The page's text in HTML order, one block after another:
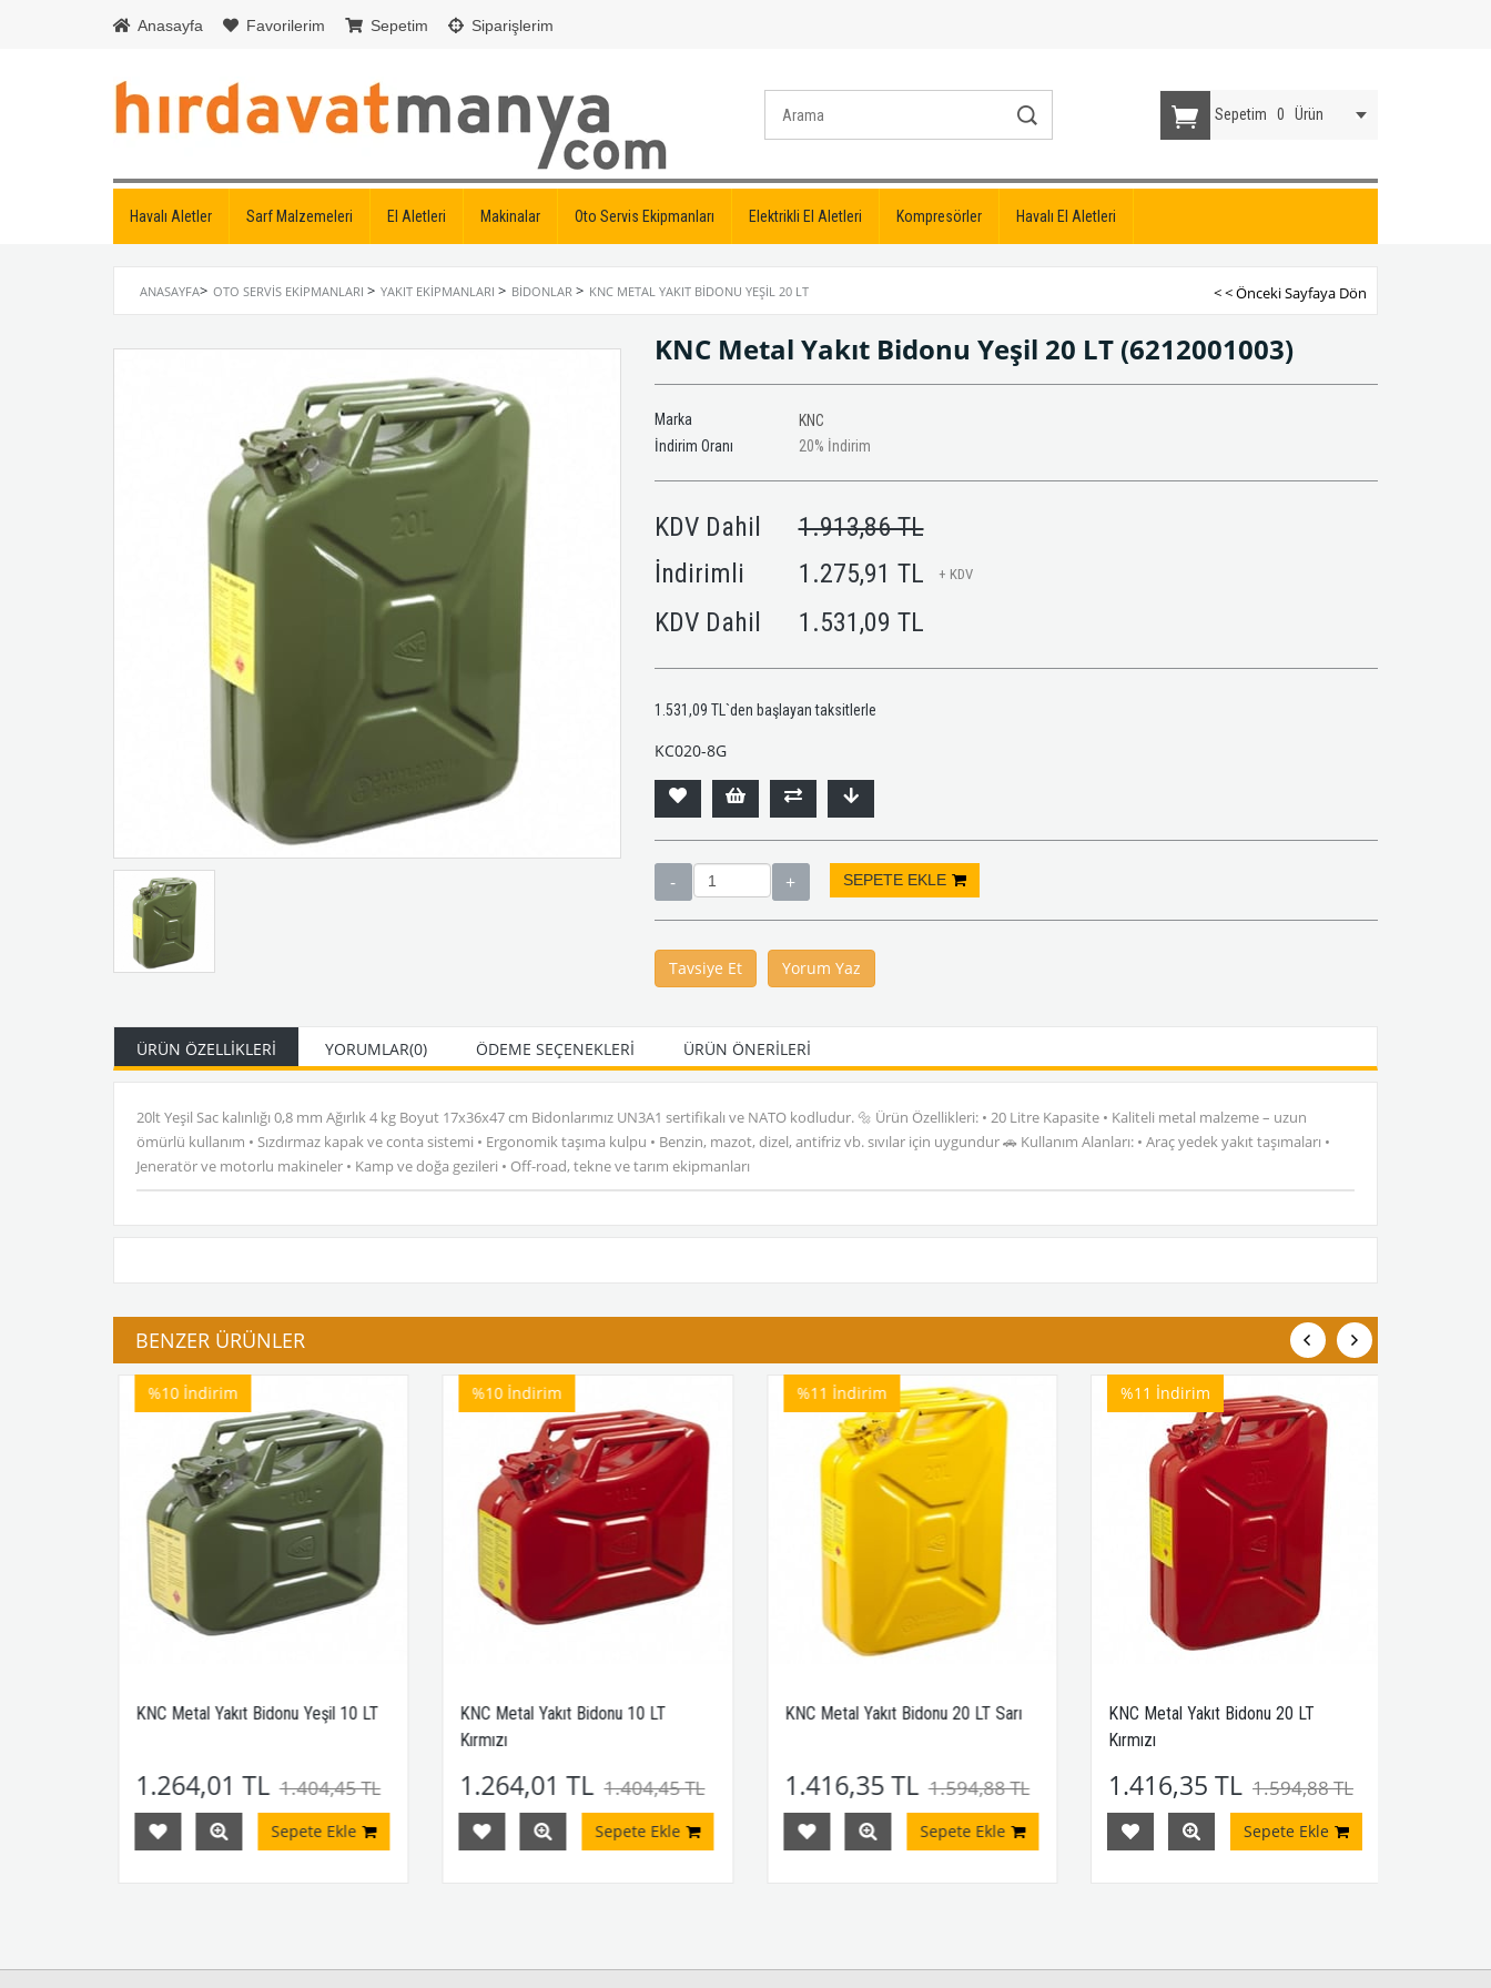
Anasayfa Favorilerim Sepetim Siparişlerim
Sepetim 0 Ürün
Havalı Aletler Sarf Malzemeleri El Aletleri Makinalar Oto Servis Ekipmanları Elektrikli El Aletleri Kompresörler Havalı El Aletleri
ANASAYFA> OTO SERVIS EKIPMANLARI > YAKIT EKIPMANLARI > BIDONLAR > KNC METAL YAKIT BIDONU YEŞIL 20 LT < < Önceki Sayfaya Dön
KNC Metal Yakıt Bidonu Yeşil 20 LT (6212001003)
Marka
KNC
İndirim Oranı
%
20 İndirim
KDV Dahil
1.913,86 TL
İndirimli
1.275,91 TL + KDV
KDV Dahil 1.531,09 TL
1.531,09 TL `den başlayan taksitlerle
KC020-8G
Tavsiye Et Yorum Yaz
ÜRÜN ÖZELLIKLERI YORUMLAR(0) ÖDEME SEÇENEKLERI ÜRÜN ÖNERILERI
20lt Yeşil Sac kalınlığı 0,8 mm Ağırlık 4 kg Boyut 17x36x47 cm Bidonlarımız UN3A1 sertifikalı ve NATO kodludur. 🔩 Ürün Özellikleri: • 20 Litre Kapasite • Kaliteli metal malzeme – uzun
ömürlü kullanım • Sızdırmaz kapak ve conta sistemi • Ergonomik taşıma kulpu • Benzin, mazot, dizel, antifriz vb. sıvılar için uygundur 🚗 Kullanım Alanları: • Araç yedek yakıt taşımaları •
Jeneratör ve motorlu makineler • Kamp ve doğa gezileri • Off-road, tekne ve tarım ekipmanları
BENZER ÜRÜNLER
KNC Metal Yakıt Bidonu Yeşil 10 LT
1.264,01 TL 1.404,45 TL
Sepete Ekle
%10 İndirim
KNC Metal Yakıt Bidonu 10 LT
Kırmızı
1.264,01 TL 1.404,45 TL
Sepete Ekle
%10 İndirim
KNC Metal Yakıt Bidonu 20 LT Sarı
1.416,35 TL 1.594,88 TL
Sepete Ekle
%11 İndirim
KNC Metal Yakıt Bidonu 20 LT
Kırmızı
1.416,35 TL 1.594,88 TL
Sepete Ekle
%11 İndirim